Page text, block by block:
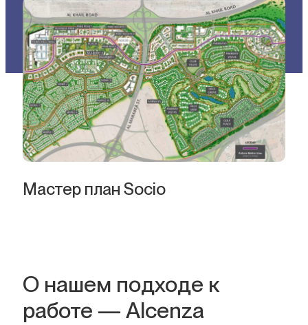
Мастер план Socio
О нашем подходе к
работе — Alcenza